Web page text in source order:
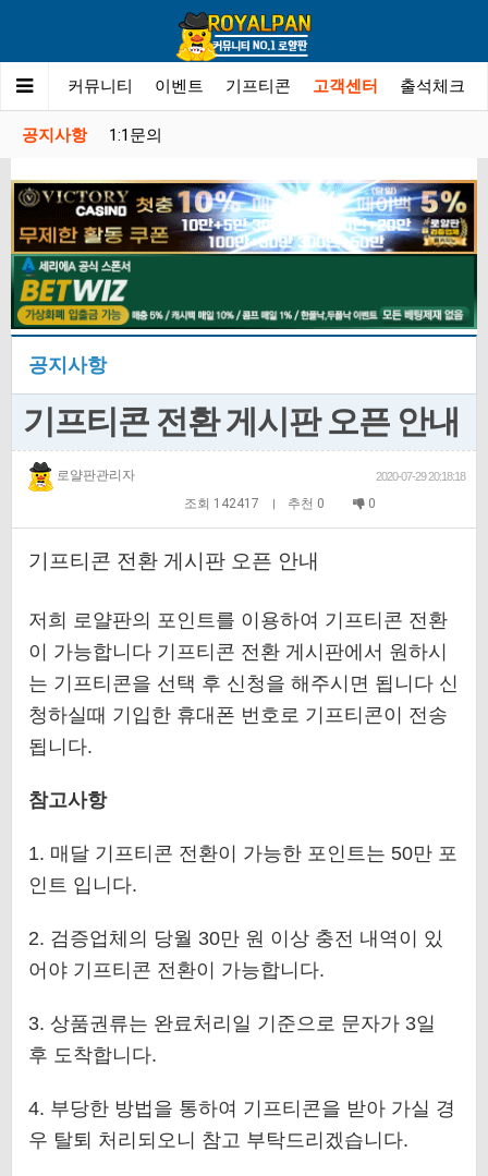
이트 커뮤니티 이벤트 기프티콘 고객센터 출석체크
공지사항 1:1문의
공지사항
기프티콘 전환 게시판 오픈 안내
2020-07-29 20:18:18
로얄판관리자
조회 142417
| 추천 0 0
기프티콘 전환 게시판 오픈 안내
저희 로얄판의 포인트를 이용하여 기프티콘 전환
이 가능합니다 기프티콘 전환 게시판에서 원하시
는 기프티콘을 선택 후 신청을 해주시면 됩니다 신
청하실때 기입한 휴대폰 번호로 기프티콘이 전송
됩니다.
참고사항
1. 매달 기프티콘 전환이 가능한 포인트는 50만 포
인트 입니다.
2. 검증업체의 당월 30만 원 이상 충전 내역이 있
어야 기프티콘 전환이 가능합니다.
3. 상품권류는 완료처리일 기준으로 문자가 3일
후 도착합니다.
4. 부당한 방법을 통하여 기프티콘을 받아 가실 경
우 탈퇴 처리되오니 참고 부탁드리겠습니다.